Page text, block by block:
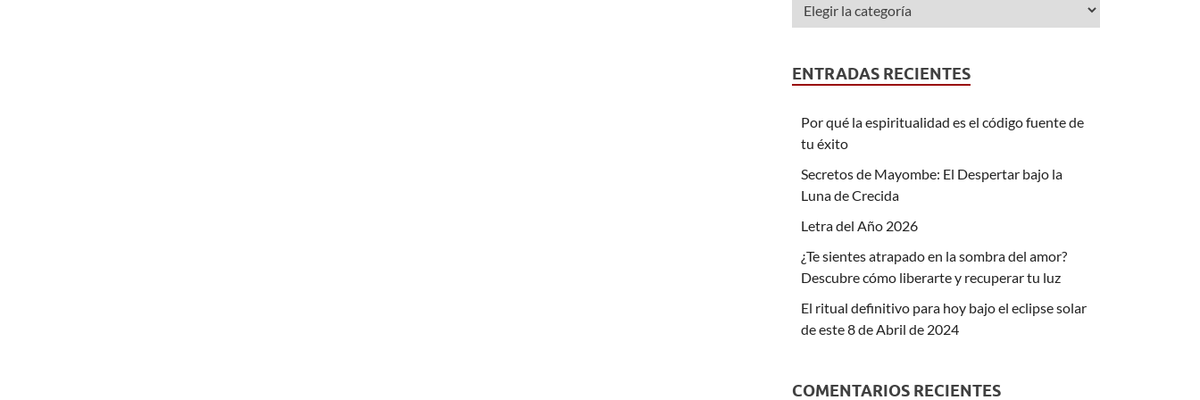
ENTRADAS RECIENTES
Por qué la espiritualidad es el código fuente de
tu éxito
Secretos de Mayombe: El Despertar bajo la
Luna de Crecida
Letra del Año 2026
¿Te sientes atrapado en la sombra del amor?
Descubre cómo liberarte y recuperar tu luz
El ritual definitivo para hoy bajo el eclipse solar
de este 8 de Abril de 2024
COMENTARIOS RECIENTES